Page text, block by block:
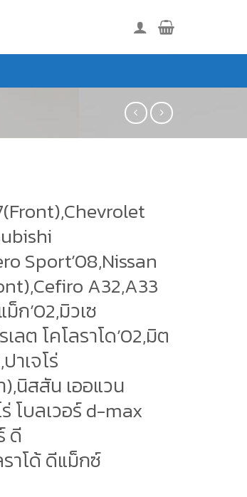
Sport’08,Nissan
A32,A33
ก’02,มิวเซ
ลต โคโลราโด’02,มิต
าเจโร่
นิสสัน เออแวน
โบลเวอร์ d-max
ดี
าโด้ ดีแม็กซ์